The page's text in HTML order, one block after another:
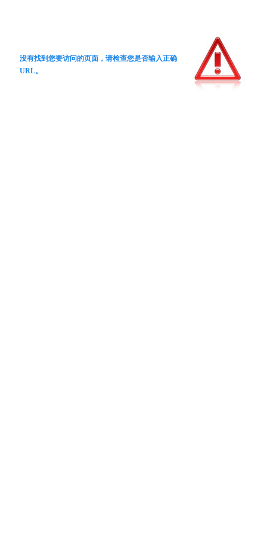
没有找到您要访问的页面，请检查您是否输入正确
URL。